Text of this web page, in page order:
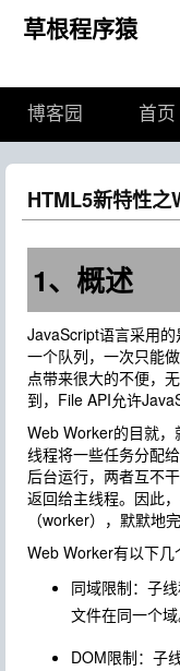
草根程序猿
博客园 首页
HTML5新特性
1、概述
JavaScript语言采用
一个队列，一次只能
点带来很大的不便，
到，File API允许
Web Worker的目就
线程将一些任务分配
后台运行，两者互不
返回给主线程。因此
（worker），默默地
Web Worker有以下几
同域限制：子
文件在同一个域
DOM限制：子